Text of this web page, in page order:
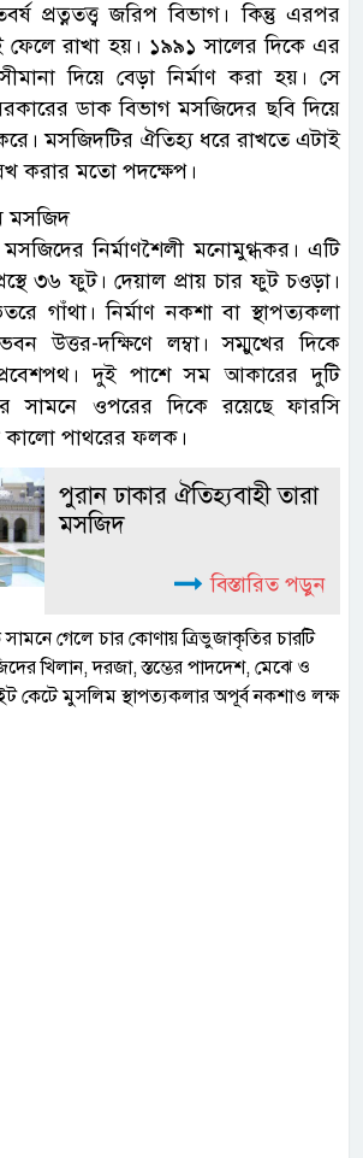
প্রত্নতত্ত্ব জরিপ বিভাগ। কিন্তু এরপর
ফেলে রাখা হয়। ১৯৯১ সালের দিকে এর
দিয়ে বেড়া নির্মাণ করা হয়। সে
ডাক বিভাগ মসজিদের ছবি দিয়ে
মসজিদটির ঐতিহ্য ধরে রাখতে এটাই
করার মতো পদক্ষেপ।
নির্মাণশৈলী মনোমুগ্ধকর। এটি
৩৬ ফুট। দেয়াল প্রায় চার ফুট চওড়া।
গাঁথা। নির্মাণ নকশা বা স্থাপত্যকলা
উত্তর-দক্ষিণে লম্বা। সম্মুখের দিকে
দুই পাশে সম আকারের দুটি
সামনে ওপরের দিকে রয়েছে ফারসি
কালো পাথরের ফলক।
পুরান ঢাকার ঐতিহ্যবাহী তারা
মসজিদ
বিস্তারিত পড়ুন
গেলে চার কোণায় ত্রিভুজাকৃতির চারটি
খিলান, দরজা, স্তম্ভের পাদদেশ, মেঝে ও
ইট কেটে মুসলিম স্থাপত্যকলার অপূর্ব নকশাও লক্ষ